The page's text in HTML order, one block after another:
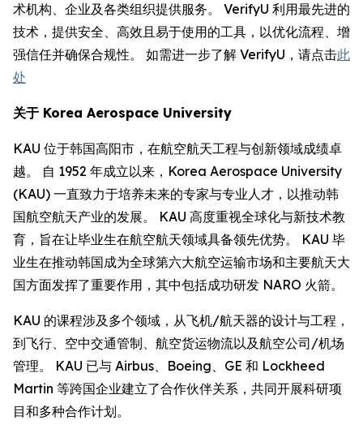
术机构、企业及各类组织提供服务。 VerifyU 利用最先进的
技术，提供安全、高效且易于使用的工具，以优化流程、增
强信任并确保合规性。 如需进一步了解 VerifyU，请点击此
处
关于 Korea Aerospace University
KAU 位于韩国高阳市，在航空航天工程与创新领域成绩卓
越。 自 1952 年成立以来，Korea Aerospace University
(KAU) 一直致力于培养未来的专家与专业人才，以推动韩
国航空航天产业的发展。 KAU 高度重视全球化与新技术教
育，旨在让毕业生在航空航天领域具备领先优势。 KAU 毕
业生在推动韩国成为全球第六大航空运输市场和主要航天大
国方面发挥了重要作用，其中包括成功研发 NARO 火箭。
KAU 的课程涉及多个领域，从飞机/航天器的设计与工程，
到飞行、空中交通管制、航空货运物流以及航空公司/机场
管理。 KAU 已与 Airbus、Boeing、GE 和 Lockheed
Martin 等跨国企业建立了合作伙伴关系，共同开展科研项
目和多种合作计划。